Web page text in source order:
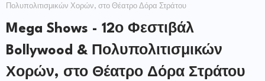
Πολυπολιτισμικών Χορών, στο Θέατρο Δόρα Στράτου
Mega Shows - 12ο Φεστιβάλ
Bollywood & Πολυπολιτισμικών
Χορών, στο Θέατρο Δόρα Στράτου